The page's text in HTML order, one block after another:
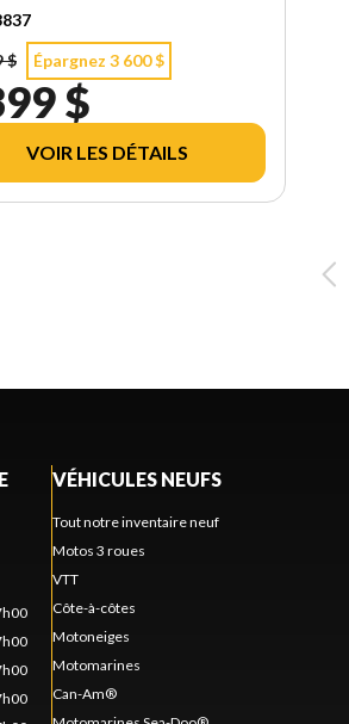
$
Épargnez 3 600 $
$
VOIR LES DÉTAILS
VÉHICULES NEUFS
Tout notre inventaire neuf
Motos 3 roues
VTT
Côte-à-côtes
Motoneiges
Motomarines
Can-Am®